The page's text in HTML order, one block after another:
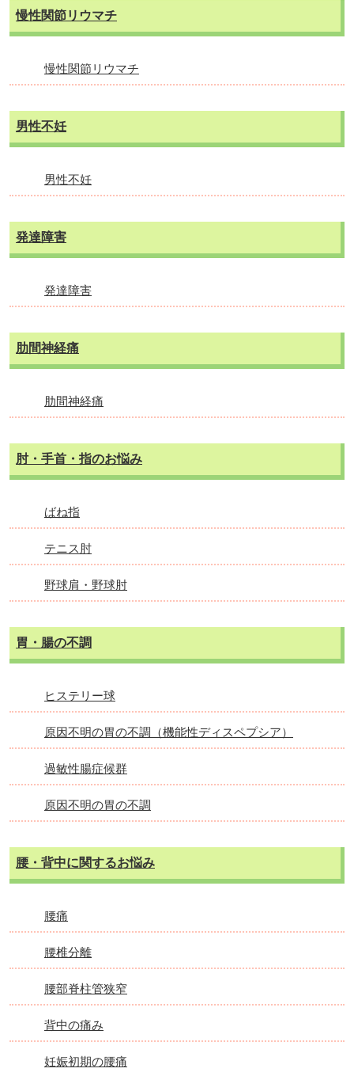
慢性関節リウマチ
慢性関節リウマチ
男性不妊
男性不妊
発達障害
発達障害
肋間神経痛
肋間神経痛
肘・手首・指のお悩み
ばね指
テニス肘
野球肩・野球肘
胃・腸の不調
ヒステリー球
原因不明の胃の不調（機能性ディスペプシア）
過敏性腸症候群
原因不明の胃の不調
腰・背中に関するお悩み
腰痛
腰椎分離
腰部脊柱管狭窄
背中の痛み
妊娠初期の腰痛